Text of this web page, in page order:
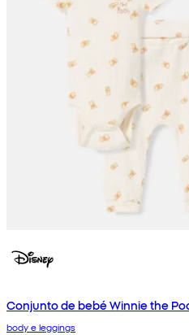
Conjunto de bebé Winnie the
body e leggings